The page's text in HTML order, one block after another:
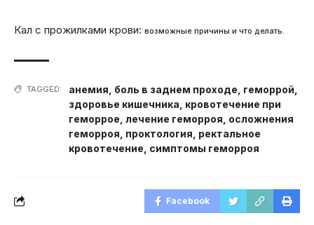
Кал с прожилками крови: возможные причины и что делать.
TAGGED: анемия боль в заднем проходе геморрой
здоровье кишечника кровотечение при
геморрое лечение геморроя осложнения
геморроя проктология ректальное
кровотечение симптомы геморроя
Facebook